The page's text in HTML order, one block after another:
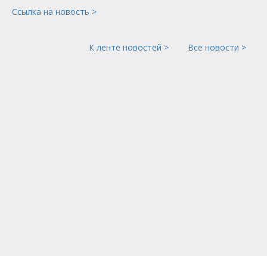
Ссылка на новость >
К ленте новостей > Все новости >